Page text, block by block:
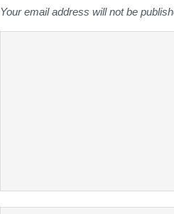
Your email address will not be